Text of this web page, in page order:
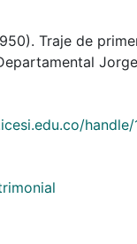
Traje de